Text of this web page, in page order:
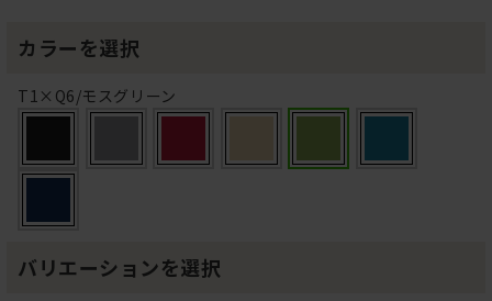
カラーを選択
T1×Q6/モスグリーン
バリエーションを選択